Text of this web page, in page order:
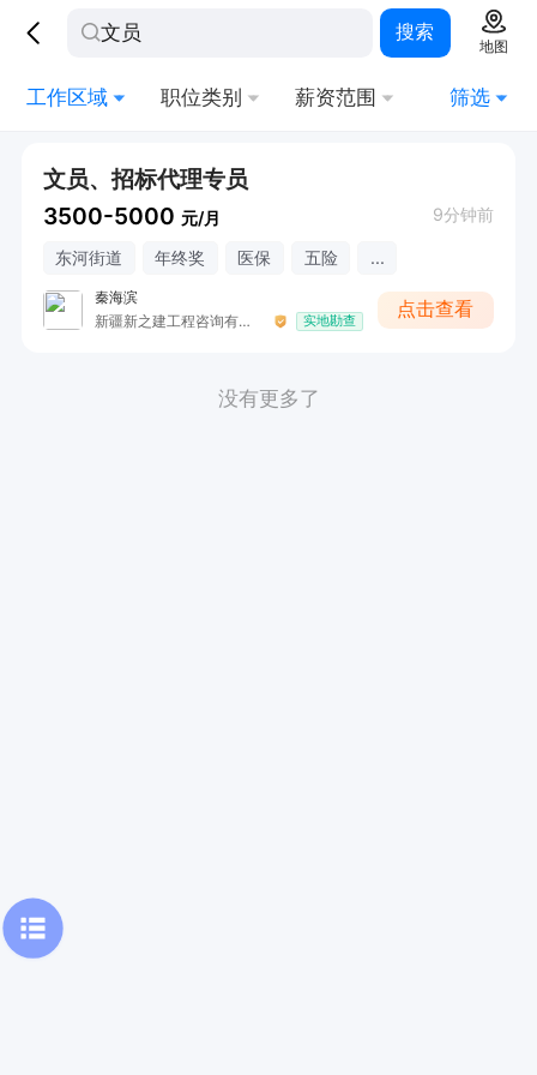
搜索
地图
工作区域 职位类别 薪资范围 筛选
文员、招标代理专员
3500-5000 元/月 9分钟前
东河街道 年终奖 医保 五险 ...
秦海滨
新疆新之建工程咨询有限公司哈密分公司
实地勘查
点击查看
没有更多了